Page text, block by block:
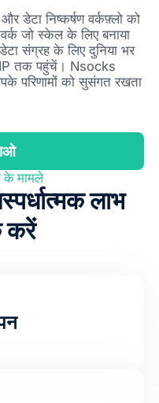
निष्कर्षण वर्कफ़्लो को
जो स्केल के लिए बनाया
संग्रह के लिए दुनिया भर
IP तक पहुंचें। Nsocks
परिणामों को सुसंगत रखता
के मामले
लाभ
करें